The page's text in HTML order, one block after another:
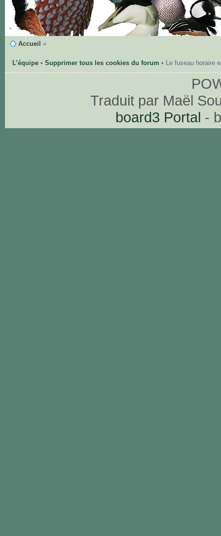
Accueil »
L’équipe• Supprimer tous les cookies du forum • Le fuseau horaire
Traduit par Maël
board3 Portal -